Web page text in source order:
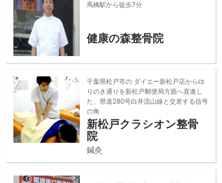
馬橋駅から徒歩7分
健康の森整骨院
千葉県松戸市の ダイエー新松戸店からゆ
りのき通りを新松戸郵便局方面へ直進し
た、県道280号白井流山線と交差する信号
の角
新松戸クラシオン整骨
院
鍼灸